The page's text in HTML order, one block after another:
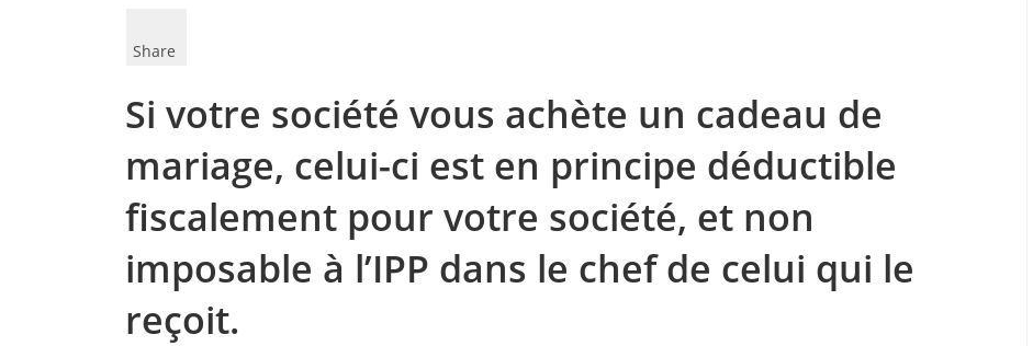
Share
Si votre société vous achète un cadeau de
mariage, celui-ci est en principe déductible
fiscalement pour votre société, et non
imposable à l’IPP dans le chef de celui qui le
reçoit.